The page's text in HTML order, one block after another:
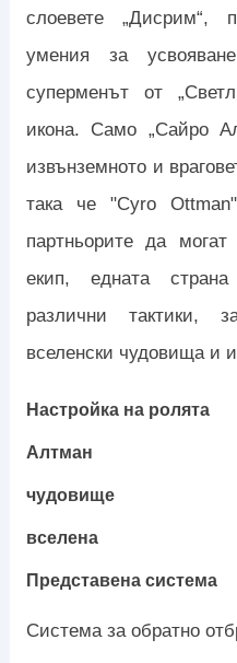
слоевете „Дисрим“,
умения за
суперменът от
икона. Само „Сайро
извънземното и
така че "Cyro
партньорите да
екип, едната страна
различни тактики,
вселенски чудовища и
Настройка на ролята
Алтман
чудовище
вселена
Представена система
Система за обратно